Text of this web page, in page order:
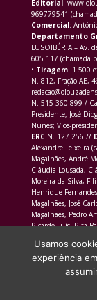
Editorial:
969779541
Comercial:
Departamento
LUSOIBÉRIA – Av.
605 117 (chamada
• Tiragem: 1 500
N. 812, Fração AE,
N. 515 360 899 /
Presidente, José
Nunes; Vice-
ERCN. 127 256 //
Alexandre Teixeira
Magalhães, André
Cláudia Lousada,
Moreira da Silva,
Henrique
Magalhães, José
Magalhães, Pedro
Ricardo Luís, Rita
Usamos
experiência